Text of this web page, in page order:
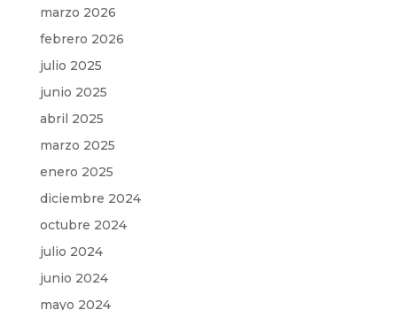
marzo 2026
febrero 2026
julio 2025
junio 2025
abril 2025
marzo 2025
enero 2025
diciembre 2024
octubre 2024
julio 2024
junio 2024
mayo 2024